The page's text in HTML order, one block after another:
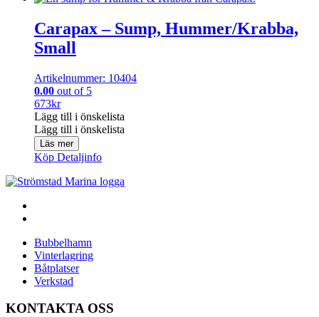
Carapax – Sump, Hummer/Krabba,
Small
Artikelnummer: 10404
0.00 out of 5
673kr
Lägg till i önskelista
Lägg till i önskelista
Läs mer
Köp Detaljinfo
Bubbelhamn
Vinterlagring
Båtplatser
Verkstad
KONTAKTA OSS